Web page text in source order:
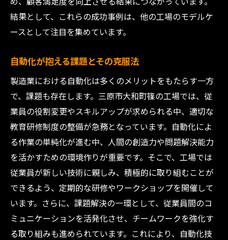
結果として、これらの成功事例は、他の工場のモデルケ
ースとして注目を集めています。
自動化が抱える課題とその克服法
製造業における自動化は多くのメリットをもたらす一方
で、課題も存在します。三原市大和町篠の工場では、従
業員の役割変更やスキルアップが求められる中、適切な
教育研修制度の整備が急務となっています。自動化によ
る作業の単純化が進む中、人間の創造力や問題解決能力
を活かすための環境作りが重要です。そこで、工場では
従業員が新しい技術に親しみ、積極的に取り組むことが
できるよう、定期的な研修やワークショップを開催して
います。さらに、課題解決の一環として、従業員間のコ
ミュニケーションを活発化させ、チームワークを強化す
る取り組みも進められています。これにより、自動化技